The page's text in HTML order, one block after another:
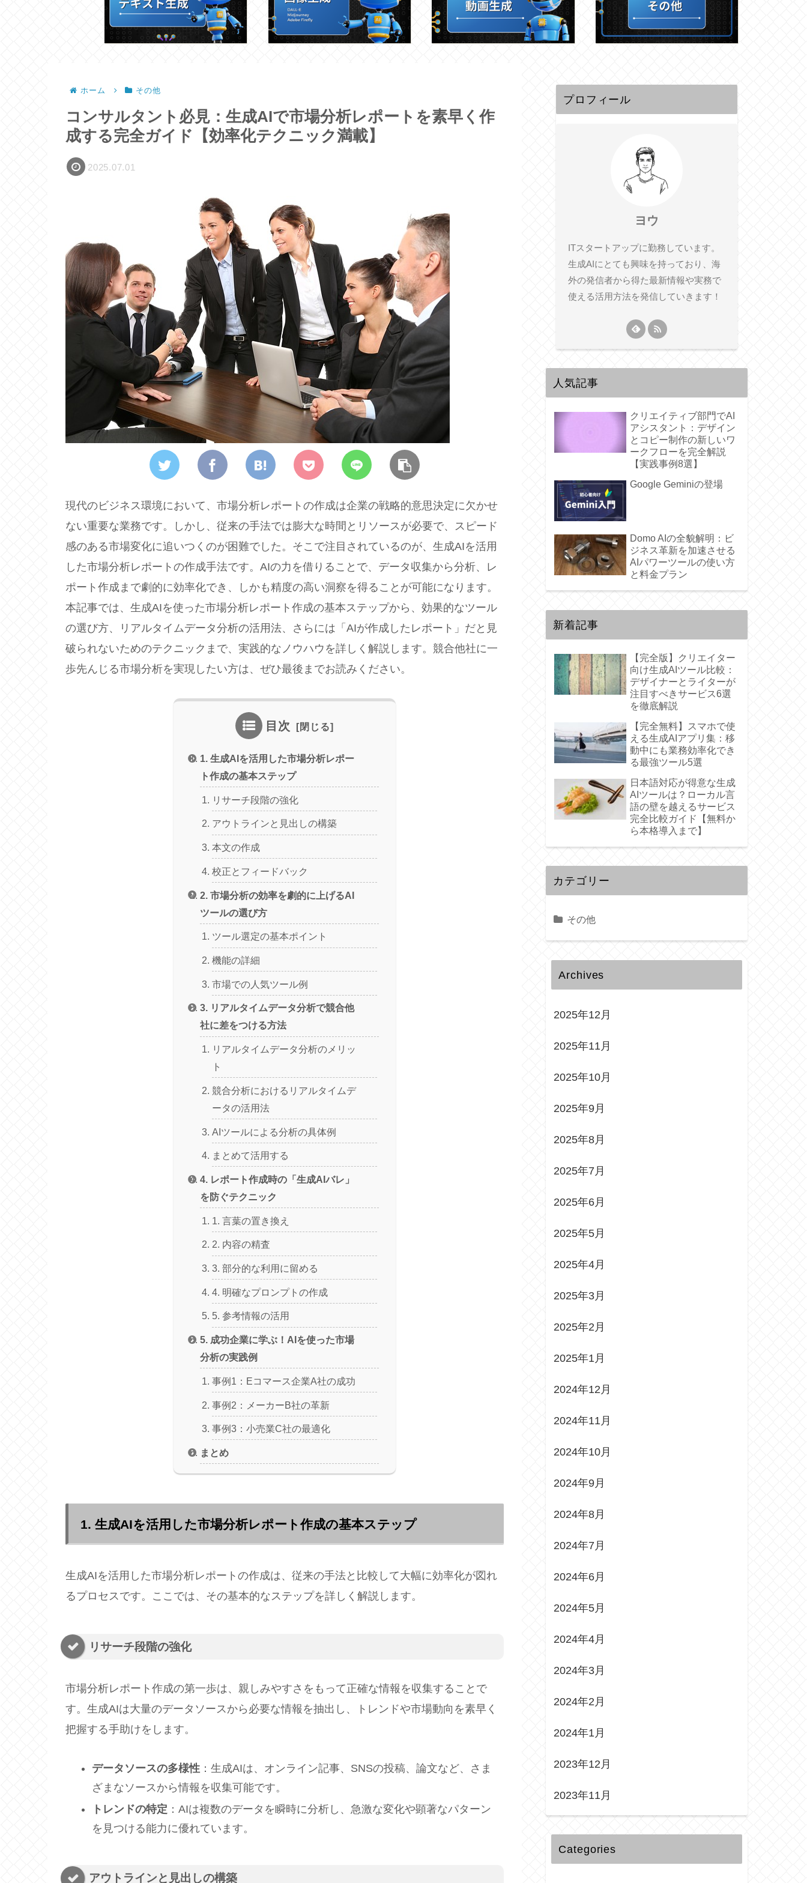
ホーム その他
コンサルタント必見：生成AIで市場分析レポートを素早く作
成する完全ガイド【効率化テクニック満載】
2025.07.01
現代のビジネス環境において、市場分析レポートの作成は企業の戦略的意思決定に欠かせ
ない重要な業務です。しかし、従来の手法では膨大な時間とリソースが必要で、スピード
感のある市場変化に追いつくのが困難でした。そこで注目されているのが、生成AIを活用
した市場分析レポートの作成手法です。AIの力を借りることで、データ収集から分析、レ
ポート作成まで劇的に効率化でき、しかも精度の高い洞察を得ることが可能になります。
本記事では、生成AIを使った市場分析レポート作成の基本ステップから、効果的なツール
の選び方、リアルタイムデータ分析の活用法、さらには「AIが作成したレポート」だと見
破られないためのテクニックまで、実践的なノウハウを詳しく解説します。競合他社に一
歩先んじる市場分析を実現したい方は、ぜひ最後までお読みください。
目次
1. 生成AIを活用した市場分析レポー
ト作成の基本ステップ
リサーチ段階の強化
アウトラインと見出しの構築
本文の作成
校正とフィードバック
2. 市場分析の効率を劇的に上げるAI
ツールの選び方
ツール選定の基本ポイント
機能の詳細
市場での人気ツール例
3. リアルタイムデータ分析で競合他
社に差をつける方法
リアルタイムデータ分析のメリッ
ト
競合分析におけるリアルタイムデ
ータの活用法
AIツールによる分析の具体例
まとめて活用する
4. レポート作成時の「生成AIバレ」
を防ぐテクニック
1. 言葉の置き換え
2. 内容の精査
3. 部分的な利用に留める
4. 明確なプロンプトの作成
5. 参考情報の活用
5. 成功企業に学ぶ！AIを使った市場
分析の実践例
事例1：Eコマース企業A社の成功
事例2：メーカーB社の革新
事例3：小売業C社の最適化
まとめ
1. 生成AIを活用した市場分析レポート作成の基本ステップ
生成AIを活用した市場分析レポートの作成は、従来の手法と比較して大幅に効率化が図れ
るプロセスです。ここでは、その基本的なステップを詳しく解説します。
リサーチ段階の強化
市場分析レポート作成の第一歩は、親しみやすさをもって正確な情報を収集することで
す。生成AIは大量のデータソースから必要な情報を抽出し、トレンドや市場動向を素早く
把握する手助けをします。
データソースの多様性：生成AIは、オンライン記事、SNSの投稿、論文など、さま
ざまなソースから情報を収集可能です。
トレンドの特定 ：AIは複数のデータを瞬時に分析し、急激な変化や顕著なパターン
を見つける能力に優れています。
アウトラインと見出しの構築
プロフィール
ヨウ
ITスタートアップに勤務しています。
生成AIにとても興味を持っており、海
外の発信者から得た最新情報や実務で
使える活用方法を発信していきます！
人気記事
クリエイティブ部門でAI
アシスタント：デザイン
とコピー制作の新しいワ
ークフローを完全解説
【実践事例8選】
Google Geminiの登場
Domo AIの全貌解明：ビ
ジネス革新を加速させる
AIパワーツールの使い方
と料金プラン
新着記事
【完全版】クリエイター
向け生成AIツール比較：
デザイナーとライターが
注目すべきサービス6選
を徹底解説
【完全無料】スマホで使
える生成AIアプリ集：移
動中にも業務効率化でき
る最強ツール5選
日本語対応が得意な生成
AIツールは？ローカル言
語の壁を越えるサービス
完全比較ガイド【無料か
ら本格導入まで】
カテゴリー
その他
Archives
2025年12月
2025年11月
2025年10月
2025年9月
2025年8月
2025年7月
2025年6月
2025年5月
2025年4月
2025年3月
2025年2月
2025年1月
2024年12月
2024年11月
2024年10月
2024年9月
2024年8月
2024年7月
2024年6月
2024年5月
2024年4月
2024年3月
2024年2月
2024年1月
2023年12月
2023年11月
Categories